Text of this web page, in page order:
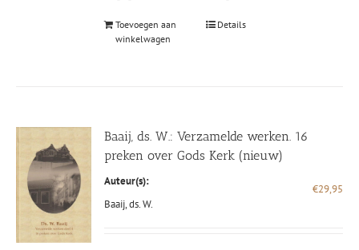
Toevoegen aan
winkelwagen
Details
Baaij, ds. W.: Verzamelde werken. 16
preken over Gods Kerk (nieuw)
Auteur(s):
Baaij, ds. W.
€29,95